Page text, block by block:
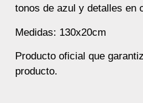
tonos de azul y detalles en
Medidas: 130x20cm
Producto oficial que
producto.